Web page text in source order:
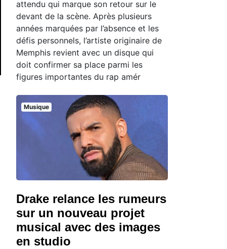
attendu qui marque son retour sur le
devant de la scène. Après plusieurs
années marquées par l’absence et les
défis personnels, l’artiste originaire de
Memphis revient avec un disque qui
doit confirmer sa place parmi les
figures importantes du rap amér
Musique
Drake relance les rumeurs
sur un nouveau projet
musical avec des images
en studio